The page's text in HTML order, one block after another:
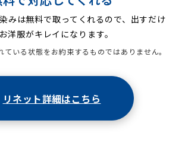
みは無料で取ってくれるので、出すだけ
洋服がキレイになります。
いる状態をお約束するものではありません。
リネット詳細はこちら